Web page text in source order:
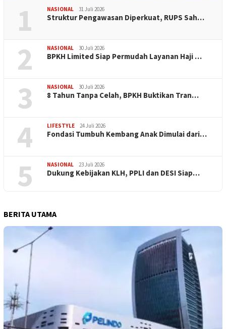
1 NASIONAL 31 Juli 2026
​Struktur Pengawasan Diperkuat, RUPS Sah…
2 NASIONAL 30 Juli 2026
BPKH Limited Siap Permudah Layanan Haji …
3 NASIONAL 30 Juli 2026
​8 Tahun Tanpa Celah, BPKH Buktikan Tran…
4 LIFESTYLE 24 Juli 2026
Fondasi Tumbuh Kembang Anak Dimulai dari…
5 NASIONAL 23 Juli 2026
Dukung Kebijakan KLH, PPLI dan DESI Siap…
BERITA UTAMA